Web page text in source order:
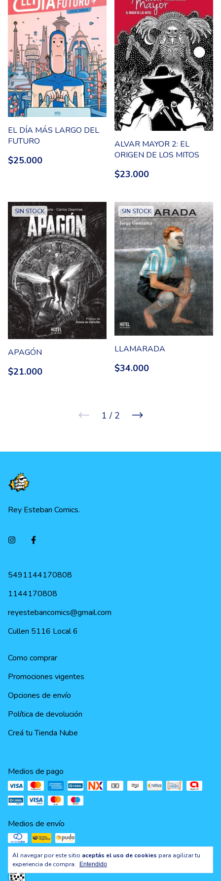
Al navegar por este sitio aceptás el uso de cookies para agilizar tu
experiencia de compra.
Entendido
EL DÍA MÁS LARGO DEL
FUTURO
$25.000
ALVAR MAYOR 2: EL
ORIGEN DE LOS MITOS
$23.000
SIN STOCK
APAGÓN
$21.000
SIN STOCK
LLAMARADA
$34.000
1 / 2
Rey Esteban Comics.
5491144170808
1144170808
reyestebancomics@gmail.com
Cullen 5116 Local 6
Como comprar
Promociones vigentes
Opciones de envío
Política de devolución
Creá tu Tienda Nube
Medios de pago
Medios de envío